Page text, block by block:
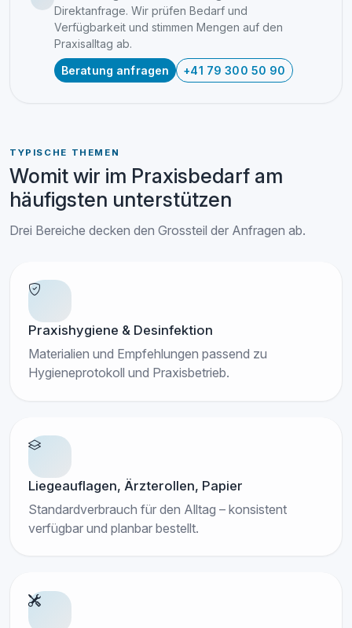
Direktanfrage. Wir prüfen Bedarf und
Verfügbarkeit und stimmen Mengen auf den
Praxisalltag ab.
Beratung anfragen
+41 79 300 50 90
TYPISCHE THEMEN
Womit wir im Praxisbedarf am
häufigsten unterstützen
Drei Bereiche decken den Grossteil der Anfragen ab.
Praxishygiene & Desinfektion
Materialien und Empfehlungen passend zu
Hygieneprotokoll und Praxisbetrieb.
Liegeauflagen, Ärzterollen, Papier
Standardverbrauch für den Alltag – konsistent
verfügbar und planbar bestellt.